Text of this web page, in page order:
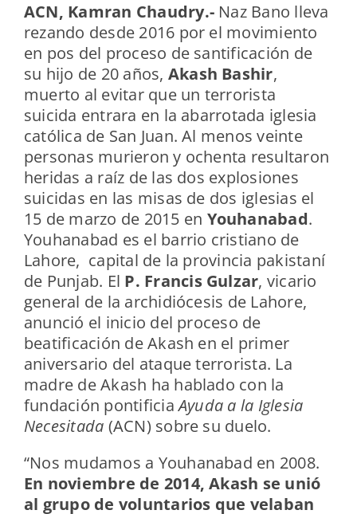
ACN, Kamran Chaudry.- Naz Bano lleva
rezando desde 2016 por el movimiento
en pos del proceso de santificación de
su hijo de 20 años, Akash Bashir,
muerto al evitar que un terrorista
suicida entrara en la abarrotada iglesia
católica de San Juan. Al menos veinte
personas murieron y ochenta resultaron
heridas a raíz de las dos explosiones
suicidas en las misas de dos iglesias el
15 de marzo de 2015 en Youhanabad.
Youhanabad es el barrio cristiano de
Lahore, capital de la provincia pakistaní
de Punjab. El P. Francis Gulzar, vicario
general de la archidiócesis de Lahore,
anunció el inicio del proceso de
beatificación de Akash en el primer
aniversario del ataque terrorista. La
madre de Akash ha hablado con la
fundación pontificiaAyuda a la Iglesia
Necesitada (ACN) sobre su duelo.
“Nos mudamos a Youhanabad en 2008.
En noviembre de 2014, Akash se unió
al grupo de voluntarios que velaban